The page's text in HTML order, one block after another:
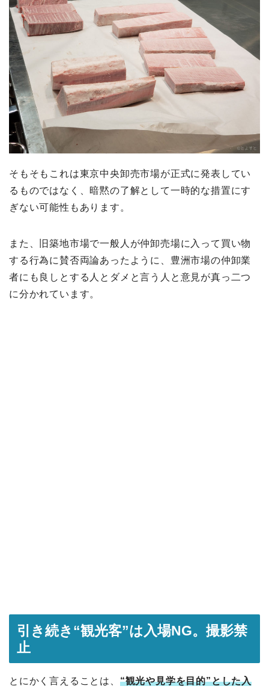
そもそもこれは東京中央卸売市場が正式に発表してい
るものではなく、暗黙の了解として一時的な措置にす
ぎない可能性もあります。
また、旧築地市場で一般人が仲卸売場に入って買い物
する行為に賛否両論あったように、豊洲市場の仲卸業
者にも良しとする人とダメと言う人と意見が真っ二つ
に分かれています。
引き続き“観光客”は入場NG。撮影禁
止
とにかく言えることは、 “観光や見学を目的”とした入